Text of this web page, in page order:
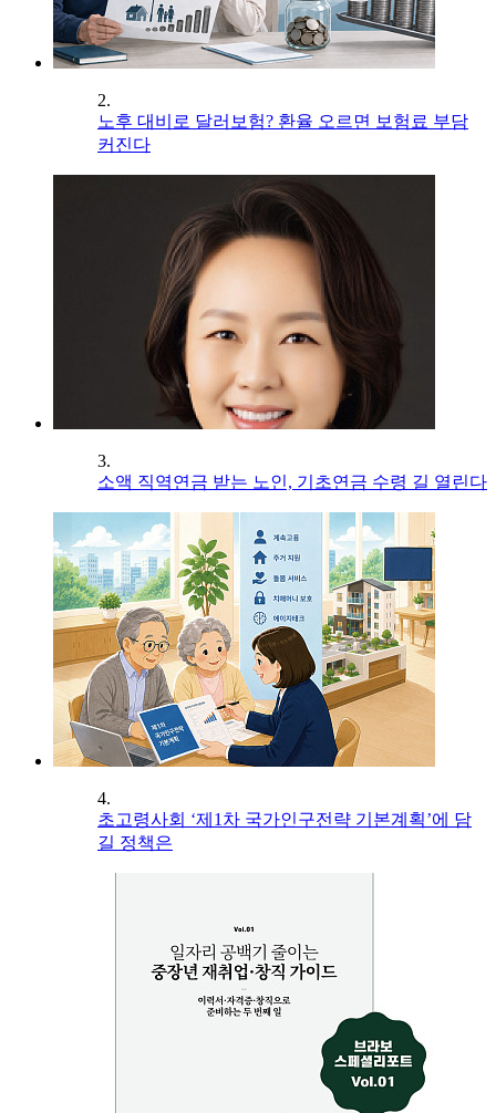
2.
노후 대비로 달러보험? 환율 오르면 보험료 부담
커진다
3.
소액 직역연금 받는 노인, 기초연금 수령 길 열린다
4.
초고령사회 ‘제1차 국가인구전략 기본계획’에 담
길 정책은